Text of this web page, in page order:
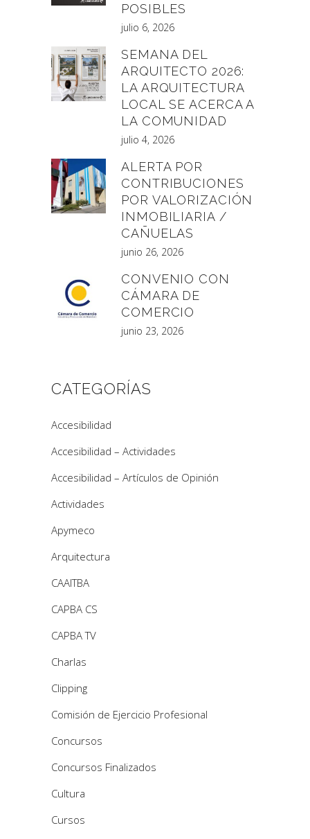
POSIBLES
julio 6, 2026
SEMANA DEL
ARQUITECTO 2026:
LA ARQUITECTURA
LOCAL SE ACERCA A
LA COMUNIDAD
julio 4, 2026
ALERTA POR
CONTRIBUCIONES
POR VALORIZACIÓN
INMOBILIARIA /
CAÑUELAS
junio 26, 2026
CONVENIO CON
CÁMARA DE
COMERCIO
junio 23, 2026
CATEGORÍAS
Accesibilidad
Accesibilidad – Actividades
Accesibilidad – Artículos de Opinión
Actividades
Apymeco
Arquitectura
CAAITBA
CAPBA CS
CAPBA TV
Charlas
Clipping
Comisión de Ejercicio Profesional
Concursos
Concursos Finalizados
Cultura
Cursos